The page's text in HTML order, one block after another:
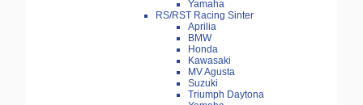
Yamaha
RS/RST Racing Sinter
Aprilia
BMW
Honda
Kawasaki
MV Agusta
Suzuki
Triumph Daytona